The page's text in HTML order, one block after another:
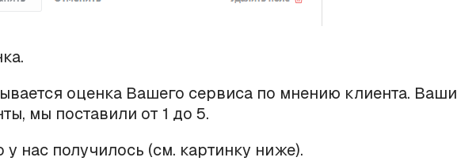
оценка Вашего сервиса по мнению клиента. Ваши
мы поставили от 1 до 5.
у нас получилось (см. картинку ниже).